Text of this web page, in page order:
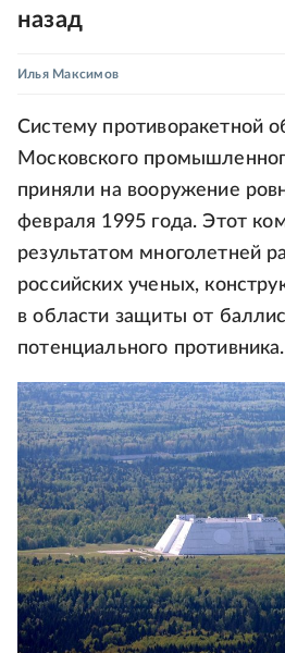
назад
Илья Максимов
Систему противоракетной
Московского
приняли на вооружение
февраля 1995 года. Этот
результатом многолетней
российских ученых,
в области защиты от
потенциального противника.